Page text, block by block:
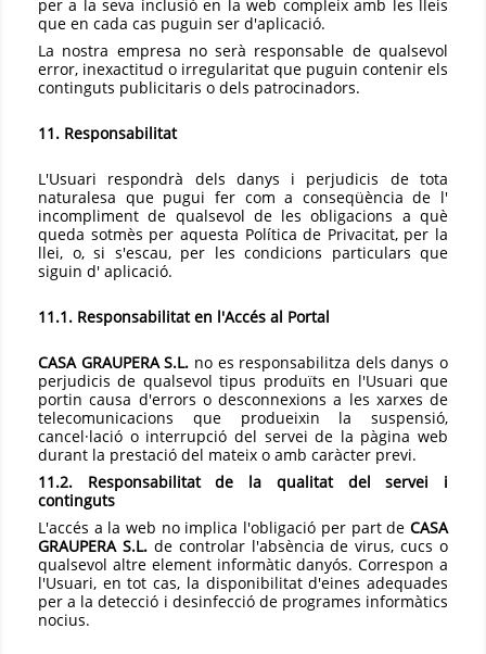
per a la seva inclusió en la web compleix amb les lleis
que en cada cas puguin ser d'aplicació.
La nostra empresa no serà responsable de qualsevol
error, inexactitud o irregularitat que puguin contenir els
continguts publicitaris o dels patrocinadors.
11. Responsabilitat
L'Usuari respondrà dels danys i perjudicis de tota
naturalesa que pugui fer com a conseqüència de l'
incompliment de qualsevol de les obligacions a què
queda sotmès per aquesta Política de Privacitat, per la
llei, o, si s'escau, per les condicions particulars que
siguin d' aplicació.
11.1. Responsabilitat en l'Accés al Portal
CASA GRAUPERA S.L. no es responsabilitza dels danys o
perjudicis de qualsevol tipus produïts en l'Usuari que
portin causa d'errors o desconnexions a les xarxes de
telecomunicacions que produeixin la suspensió,
cancel·lació o interrupció del servei de la pàgina web
durant la prestació del mateix o amb caràcter previ.
11.2. Responsabilitat de la qualitat del servei i
continguts
L'accés a la web no implica l'obligació per part de CASA
GRAUPERA S.L.de controlar l'absència de virus, cucs o
qualsevol altre element informàtic danyós. Correspon a
l'Usuari, en tot cas, la disponibilitat d'eines adequades
per a la detecció i desinfecció de programes informàtics
nocius.